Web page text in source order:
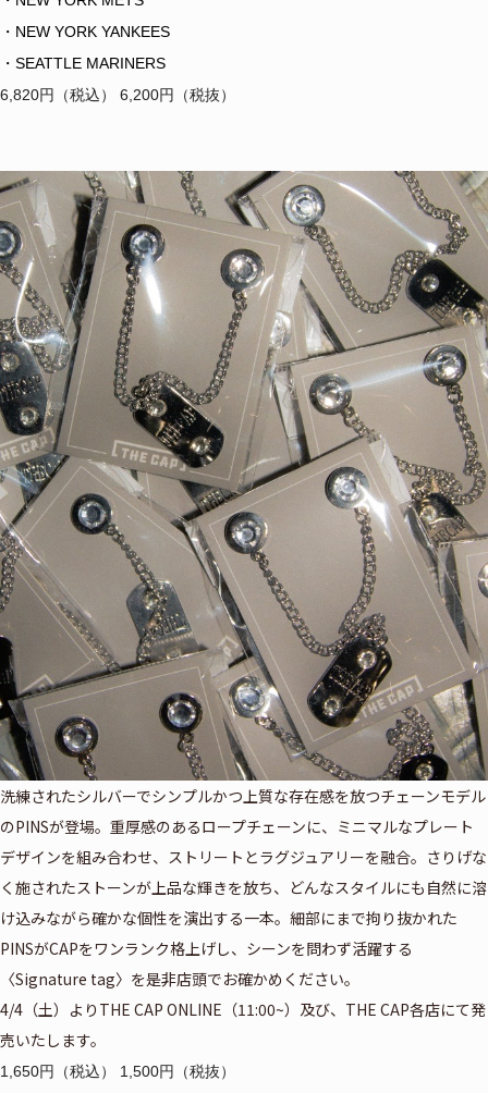
・NEW YORK YANKEES
・SEATTLE MARINERS
6,820円（税込） 6,200円（税抜）
洗練されたシルバーでシンプルかつ上質な存在感を放つチェーンモデル
のPINSが登場。重厚感のあるロープチェーンに、ミニマルなプレート
デザインを組み合わせ、ストリートとラグジュアリーを融合。さりげな
く施されたストーンが上品な輝きを放ち、どんなスタイルにも自然に溶
け込みながら確かな個性を演出する一本。細部にまで拘り抜かれた
PINSがCAPをワンランク格上げし、シーンを問わず活躍する
〈Signature tag〉を是非店頭でお確かめください。
4/4（土）よりTHE CAP ONLINE（11:00~）及び、THE CAP各店にて発
売いたします。
1,650円（税込） 1,500円（税抜）